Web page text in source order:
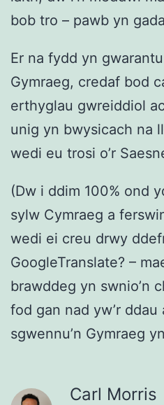
bob tro – pawb yn
Er na fydd yn
Gymraeg, credaf bod
erthyglau gwreiddiol
unig yn bwysicach na
wedi eu trosi o’r
(Dw i ddim 100% ond
sylw Cymraeg a
wedi ei creu drwy
GoogleTranslate? –
brawddeg yn swnio’n
fod gan nad yw’r ddau
sgwennu’n Gymraeg
Carl Morris